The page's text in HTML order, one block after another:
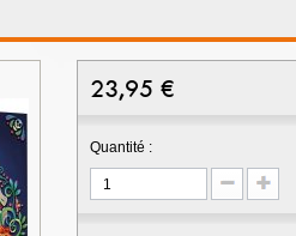
23,95 €
Quantité :